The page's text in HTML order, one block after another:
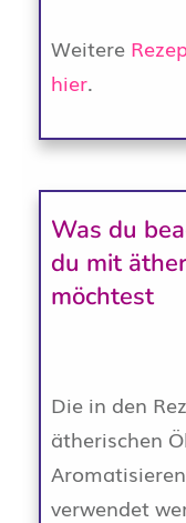
Weitere
hier.
Was du
du mit
möchtest
Die in den
ätherischen
verwendet